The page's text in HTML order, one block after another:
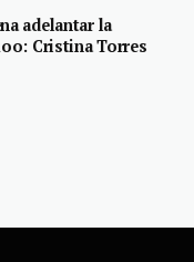
adelantar la
Cristina Torres